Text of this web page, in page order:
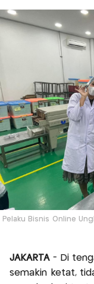
Pelaku Bisnis Online
JAKARTA - Di
semakin ketat,